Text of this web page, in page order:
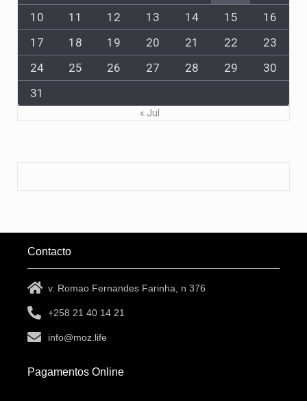
10
11 12 13 14 15
16
17
18 19 20 21 22
23
24
25 26 27 28 29
30
31
« Jul
Contacto
v. Romao Fernandes Farinha, n 376
+258 21 40 14 21
info@moz.life
Pagamentos Online